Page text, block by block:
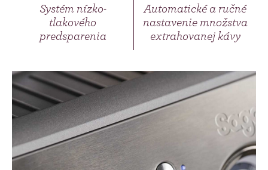
Systém nízko-
tlakového
predsparenia
Automatické a ručné
nastavenie množstva
extrahovanej kávy